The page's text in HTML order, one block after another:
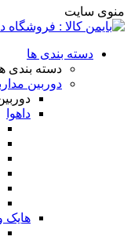
منوی سایت
دسته بندی ها
دسته بندی
دوربین
داهوا
هایک